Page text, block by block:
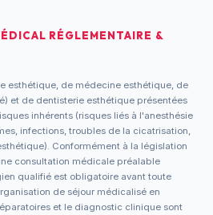
RÉGLEMENTAIRE &
esthétique, de médecine esthétique, de
et de dentisterie esthétique présentées
inhérents (risques liés à l'anesthésie
infections, troubles de la cicatrisation,
Conformément à la législation
consultation médicale préalable
qualifié est obligatoire avant toute
de séjour médicalisé en
et le diagnostic clinique sont